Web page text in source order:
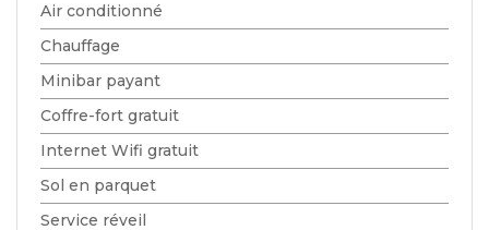
Air conditionné
Chauffage
Minibar payant
Coffre-fort gratuit
Internet Wifi gratuit
Sol en parquet
Service réveil